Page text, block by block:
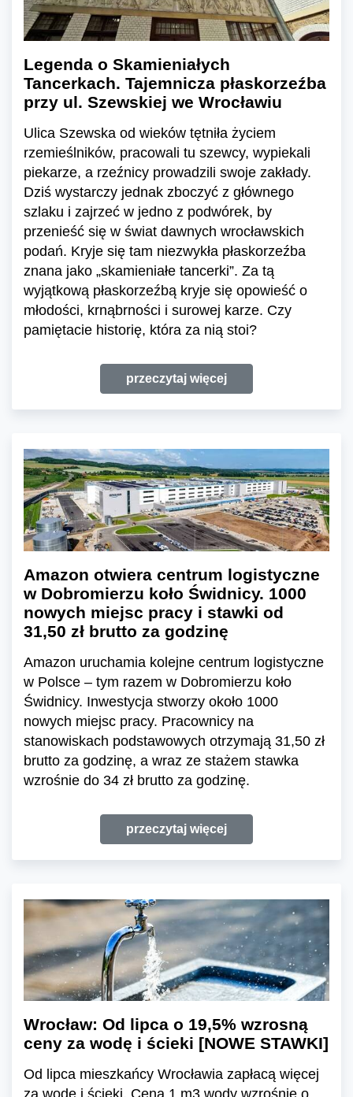
Legenda o Skamieniałych
Tancerkach. Tajemnicza płaskorzeźba
przy ul. Szewskiej we Wrocławiu
Ulica Szewska od wieków tętniła życiem
rzemieślników, pracowali tu szewcy, wypiekali
piekarze, a rzeźnicy prowadzili swoje zakłady.
Dziś wystarczy jednak zboczyć z głównego
szlaku i zajrzeć w jedno z podwórek, by
przenieść się w świat dawnych wrocławskich
podań. Kryje się tam niezwykła płaskorzeźba
znana jako „skamieniałe tancerki”. Za tą
wyjątkową płaskorzeźbą kryje się opowieść o
młodości, krnąbrności i surowej karze. Czy
pamiętacie historię, która za nią stoi?
przeczytaj więcej
Amazon otwiera centrum logistyczne
w Dobromierzu koło Świdnicy. 1000
nowych miejsc pracy i stawki od
31,50 zł brutto za godzinę
Amazon uruchamia kolejne centrum logistyczne
w Polsce – tym razem w Dobromierzu koło
Świdnicy. Inwestycja stworzy około 1000
nowych miejsc pracy. Pracownicy na
stanowiskach podstawowych otrzymają 31,50 zł
brutto za godzinę, a wraz ze stażem stawka
wzrośnie do 34 zł brutto za godzinę.
przeczytaj więcej
Wrocław: Od lipca o 19,5% wzrosną
ceny za wodę i ścieki [NOWE STAWKI]
Od lipca mieszkańcy Wrocławia zapłacą więcej
za wodę i ścieki. Cena 1 m3 wody wzrośnie o